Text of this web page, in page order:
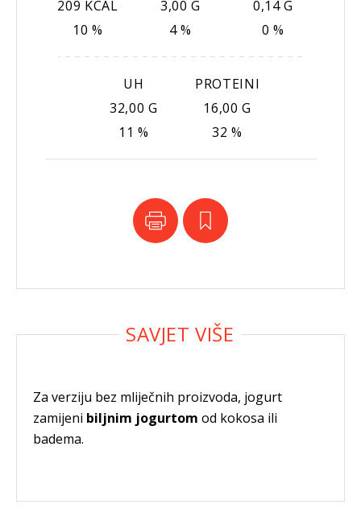
209 KCAL
10 %
3,00 G
4 %
0,14 G
0 %
UH
32,00 G
11 %
PROTEINI
16,00 G
32 %
Za verziju bez mliječnih proizvoda, jogurt
zamijeni biljnim jogurtom od kokosa ili
badema.